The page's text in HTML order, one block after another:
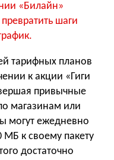
«Билайн»
шаги
тарифных планов
к акции «Гиги
привычные
магазинам или
могут ежедневно
МБ к своему пакету
достаточно